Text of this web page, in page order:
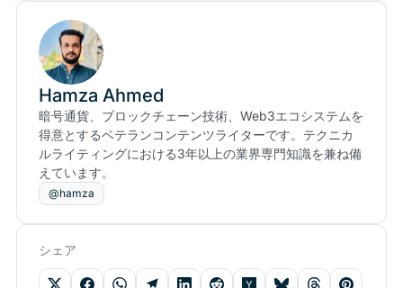
Hamza Ahmed
暗号通貨、ブロックチェーン技術、Web3エコシステムを
得意とするベテランコンテンツライターです。テクニカ
ルライティングにおける3年以上の業界専門知識を兼ね備
えています。
@hamza
シェア